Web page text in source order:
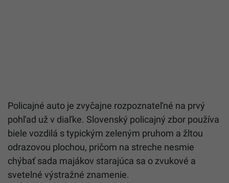
Policajné auto je zvyčajne rozpoznateľné na prvý
pohľad už v diaľke. Slovenský policajný zbor používa
biele vozdilá s typickým zeleným pruhom a žltou
odrazovou plochou, pričom na streche nesmie
chýbať sada majákov starajúca sa o zvukové a
svetelné výstražné znamenie.